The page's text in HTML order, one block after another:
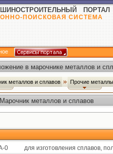
ПОРТАЛ
ПОИСКОВАЯ СИСТЕМА
в марочнике металлов и
металлов и сплавов Прочие
металлов и сплавов
0
для изготовления сплавов,